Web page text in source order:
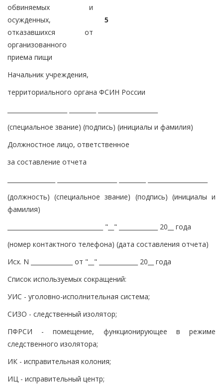
обвиняемых и
осужденных,
отказавшихся от
организованного
приема пищи
5
Начальник учреждения,
территориального органа ФСИН России
(специальное звание) (подпись) (инициалы и фамилия)
Должностное лицо, ответственное
за составление отчета
(должность) (специальное звание) (подпись) (инициалы и
фамилия)
________________________________ "__" _____________ 20__ года
(номер контактного телефона) (дата составления отчета)
Исх. N ______________ от "__" _____________ 20__ года
Список используемых сокращений:
УИС - уголовно-исполнительная система;
СИЗО - следственный изолятор;
ПФРСИ - помещение, функционирующее в режиме
следственного изолятора;
ИК - исправительная колония;
ИЦ - исправительный центр;